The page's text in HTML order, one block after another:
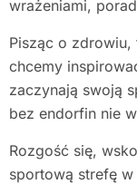
wrażeniami,
Pisząc o zdrowiu,
chcemy
zaczynają swoją
bez endorfin nie
Rozgość się,
sportową strefę w